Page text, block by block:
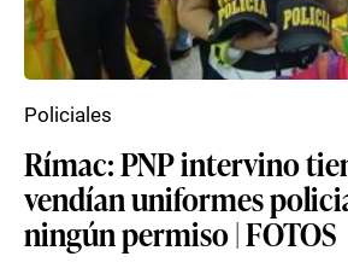
Rímac: PNP intervino
vendían uniformes
ningún permiso | FOTOS
Policiales